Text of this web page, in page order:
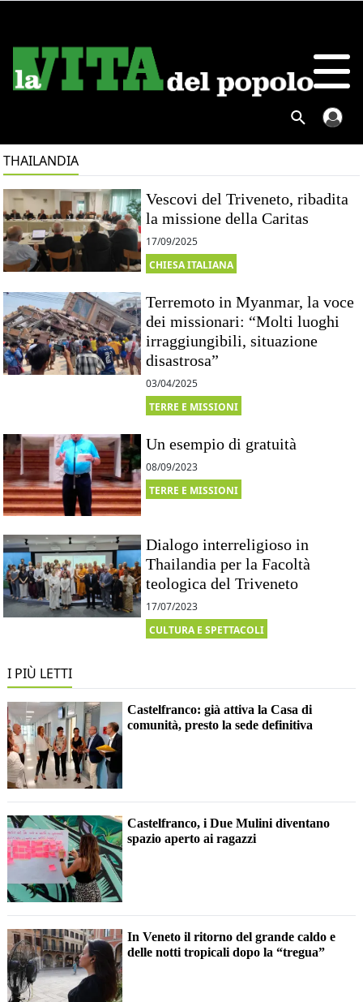
THAILANDIA
Vescovi del Triveneto, ribadita
la missione della Caritas
17/09/2025
CHIESA ITALIANA
Terremoto in Myanmar, la voce
dei missionari: “Molti luoghi
irraggiungibili, situazione
disastrosa”
03/04/2025
TERRE E MISSIONI
Un esempio di gratuità
08/09/2023
TERRE E MISSIONI
Dialogo interreligioso in
Thailandia per la Facoltà
teologica del Triveneto
17/07/2023
CULTURA E SPETTACOLI
I PIÙ LETTI
Castelfranco: già attiva la Casa di
comunità, presto la sede definitiva
Castelfranco, i Due Mulini diventano
spazio aperto ai ragazzi
In Veneto il ritorno del grande caldo e
delle notti tropicali dopo la “tregua”